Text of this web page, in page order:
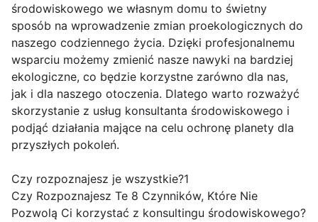
środowiskowego we własnym domu to świetny
sposób na wprowadzenie zmian proekologicznych do
naszego codziennego życia. Dzięki profesjonalnemu
wsparciu możemy zmienić nasze nawyki na bardziej
ekologiczne, co będzie korzystne zarówno dla nas,
jak i dla naszego otoczenia. Dlatego warto rozważyć
skorzystanie z usług konsultanta środowiskowego i
podjąć działania mające na celu ochronę planety dla
przyszłych pokoleń.
Czy rozpoznajesz je wszystkie?1
Czy Rozpoznajesz Te 8 Czynników, Które Nie
Pozwolą Ci korzystać z konsultingu środowiskowego?